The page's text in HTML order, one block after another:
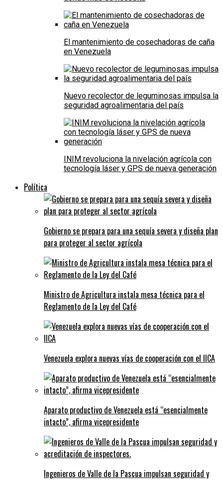
El mantenimiento de cosechadoras de caña
en Venezuela
Nuevo recolector de leguminosas impulsa la
seguridad agroalimentaria del país
INIM revoluciona la nivelación agrícola con
tecnología láser y GPS de nueva generación
Política
Gobierno se prepara para una sequía severa y diseña plan
para proteger al sector agrícola
Ministro de Agricultura instala mesa técnica para el
Reglamento de la Ley del Café
Venezuela explora nuevas vías de cooperación con el IICA
Aparato productivo de Venezuela está “esencialmente
intacto”, afirma vicepresidente
Ingenieros de Valle de la Pascua impulsan seguridad y